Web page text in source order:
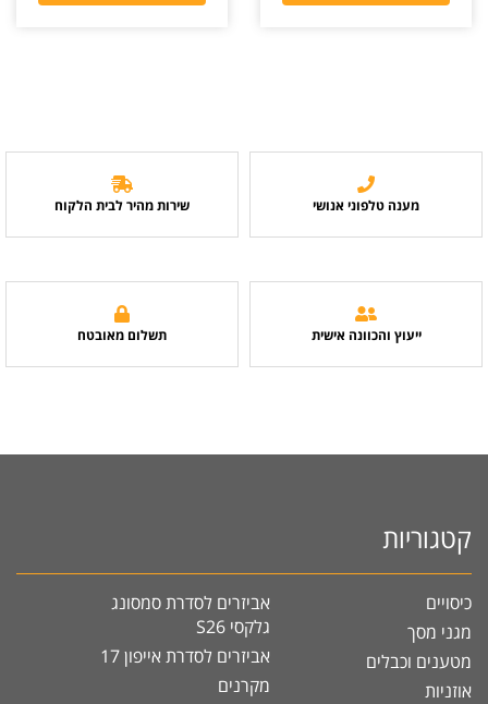
מענה טלפוני אנושי שירות מהיר לבית הלקוח
ייעוץ והכוונה אישית תשלום מאובטח
קטגוריות
כיסויים
מגני מסך
מטענים וכבלים
אוזניות
אביזרים לסדרת סמסונג
גלקסי S26
אביזרים לסדרת אייפון 17
מקרנים